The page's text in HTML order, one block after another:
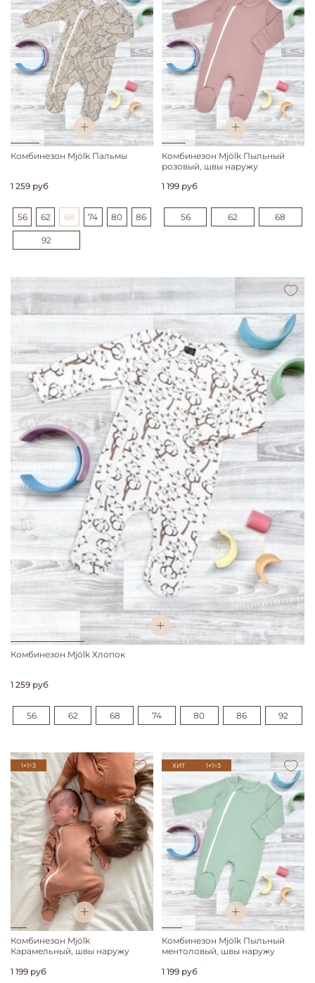
Комбинезон Mjölk Пальмы
1 259 руб
56 62 68 74 80 86
92
Комбинезон Mjölk Пыльный
розовый, швы наружу
1 199 руб
56 62 68
Комбинезон Mjölk Хлопок
1 259 руб
56 62 68 74 80 86 92
1+1=3
Комбинезон Mjölk
Карамельный, швы наружу
1 199 руб
ХИТ 1+1=3
Комбинезон Mjölk Пыльный
ментоловый, швы наружу
1 199 руб